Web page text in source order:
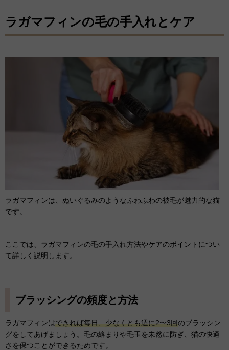
ラガマフィンの毛の手入れとケア
ラガマフィンは、ぬいぐるみのようなふわふわの被毛が魅力的な猫
です。
ここでは、ラガマフィンの毛の手入れ方法やケアのポイントについ
て詳しく説明します。
ブラッシングの頻度と方法
ラガマフィンはできれば毎日、少なくとも週に2〜3回のブラッシン
グをしてあげましょう。毛の絡まりや毛玉を未然に防ぎ、猫の快適
さを保つことができるためです。